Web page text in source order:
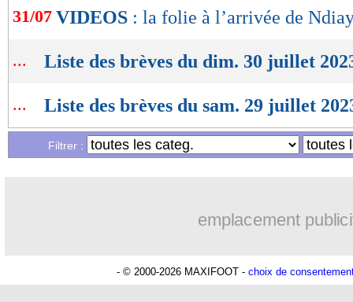
31/07 VIDEOS : la folie à l’arrivée de
... Liste des brèves du dim. 30 juillet
... Liste des brèves du sam. 29 juillet
Filtrer :
emplacement
- © 2000-2026 MAXIFOOT - choix de